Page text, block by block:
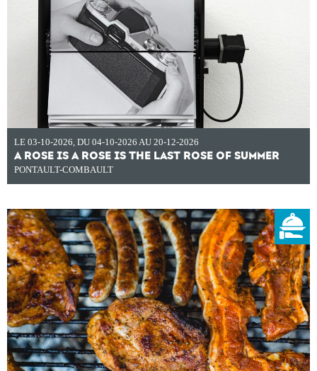
LE 03-10-2026, DU 04-10-2026 AU 20-12-2026
A ROSE IS A ROSE IS THE LAST ROSE OF SUMMER
PONTAULT-COMBAULT